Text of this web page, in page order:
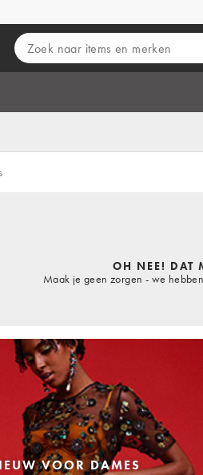
OH NEE! DAT
Maak je geen zorgen - we
VOOR DAMES